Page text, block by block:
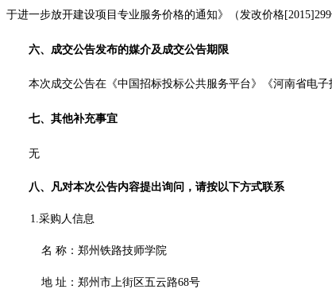
于进一步放开建设项目专业服务价格的通知》（发改价格
六、成交公告发布的媒介及成交公告期限
本次成交公告在《中国招标投标公共服务平台》《河南省电
七、其他补充事宜
无
八、凡对本次公告内容提出询问，请按以下方式联系
1.采购人信息
名 称：郑州铁路技师学院
地 址：郑州市上街区五云路68号